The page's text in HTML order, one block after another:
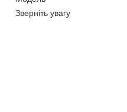
Зверніть увагу